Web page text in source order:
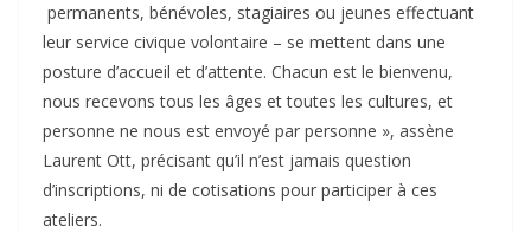
permanents, bénévoles, stagiaires ou jeunes effectuant
leur service civique volontaire – se mettent dans une
posture d’accueil et d’attente. Chacun est le bienvenu,
nous recevons tous les âges et toutes les cultures, et
personne ne nous est envoyé par personne », assène
Laurent Ott, précisant qu’il n’est jamais question
d’inscriptions, ni de cotisations pour participer à ces
ateliers.